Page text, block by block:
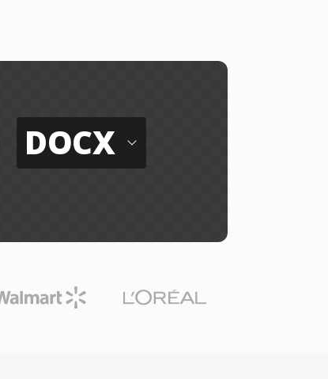
DOCX